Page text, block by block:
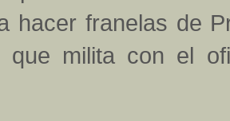
hacer franelas de
que milita con el